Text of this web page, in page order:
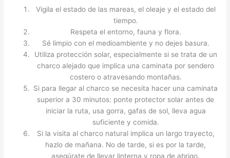
Vigila el estado de las mareas, el oleaje y el estado del
tiempo.
Respeta el entorno, fauna y flora.
Sé limpio con el medioambiente y no dejes basura.
Utiliza protección solar, especialmente si se trata de un
charco alejado que implica una caminata por sendero
costero o atravesando montañas.
Si para llegar al charco se necesita hacer una caminata
superior a 30 minutos: ponte protector solar antes de
iniciar la ruta, usa gorra, gafas de sol, lleva agua
suficiente y comida.
Si la visita al charco natural implica un largo trayecto,
hazlo de mañana. No de tarde, si es por la tarde,
asegúrate de llevar linterna y ropa de abrigo.